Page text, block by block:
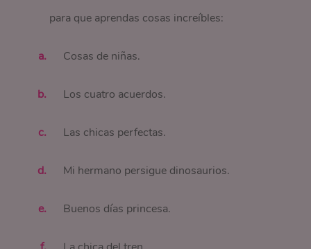
para que aprendas cosas increíbles:
Cosas de niñas.
Los cuatro acuerdos.
Las chicas perfectas.
Mi hermano persigue dinosaurios.
Buenos días princesa.